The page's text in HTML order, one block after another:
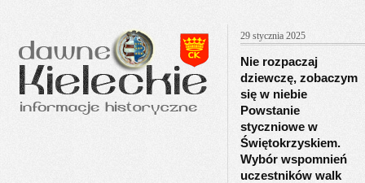
29 stycznia 2025
Nie rozpaczaj
dziewczę, zobaczym
się w niebie
Powstanie
styczniowe w
Świętokrzyskiem.
Wybór wspomnień
uczestników walk